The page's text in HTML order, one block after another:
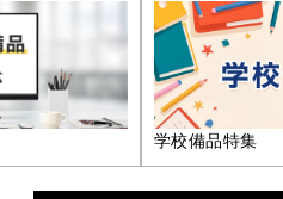
学校備品特集